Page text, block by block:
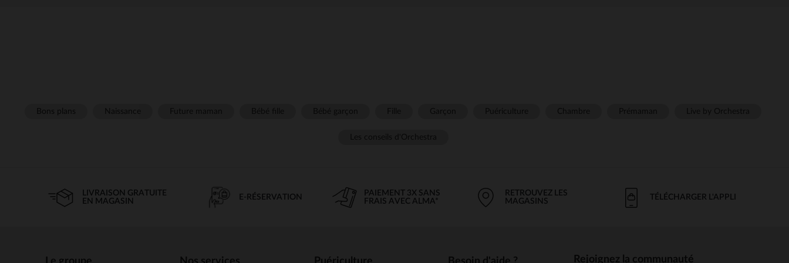
LIVRAISON GRATUITE
EN MAGASIN
E-RÉSERVATION
PAIEMENT 3X SANS
FRAIS AVEC ALMA*
RETROUVEZ LES
MAGASINS
TÉLÉCHARGER L'APPLI
Rejoignez la communauté